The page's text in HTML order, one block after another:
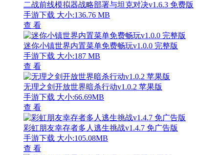
二战前线模拟器战略部署与坦克对决v1.6.3 免费版
手游下载 大小:136.76 MB
查 看
迷你小镇世界内置菜单免费畅玩v1.0.0 完整版
手游下载 大小:187 MB
查 看
无理之剑开放世界暗杀行动v1.0.2 苹果版
手游下载 大小:66.69MB
查 看
彩虹朋友幸存者多人逃生挑战v1.4.7 免广告版
手游下载 大小:105.08MB
查 看